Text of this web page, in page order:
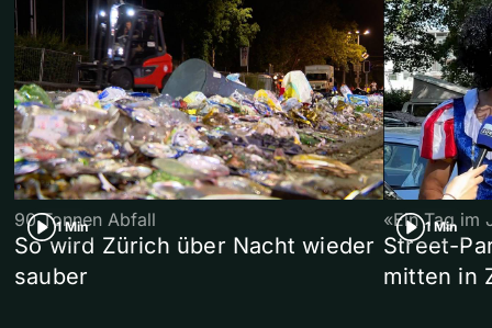
1 Min
90 Tonnen Abfall
So wird Zürich über Nacht wieder
sauber
1 Min
«Ein Tag im
Street-
mitten in